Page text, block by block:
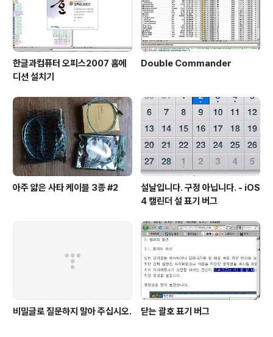
한글과컴퓨터 오피스2007 홈에
디션 설치기
Double Commander
아주 얇은 사타 케이블 3종 #2
설날입니다. 구정 아닙니다. - iOS
4 캘린더 설 표기 버그
비밀글로 질문하지 말아 주십시오. 닫는 괄호 표기 버그